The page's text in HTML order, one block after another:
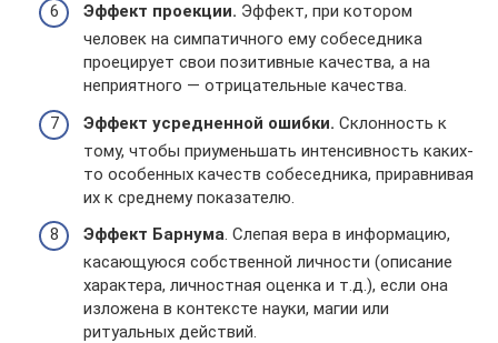
Эффект проекции. Эффект, при котором
человек на симпатичного ему собеседника
проецирует свои позитивные качества, а на
неприятного — отрицательные качества.
Эффект усредненной ошибки. Склонность к
тому, чтобы приуменьшать интенсивность каких-
то особенных качеств собеседника, приравнивая
их к среднему показателю.
Эффект Барнума. Слепая вера в информацию,
касающуюся собственной личности (описание
характера, личностная оценка и т.д.), если она
изложена в контексте науки, магии или
ритуальных действий.